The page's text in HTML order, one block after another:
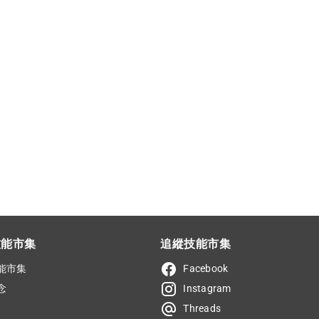
市集
市集
追縱技能市集
Facebook
Instagram
Threads